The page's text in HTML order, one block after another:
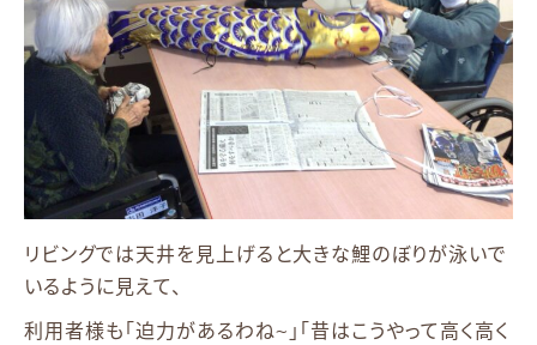
リビングでは天井を見上げると大きな鯉のぼりが泳いで
いるように見えて、
利用者様も「迫力があるわね~」「昔はこうやって高く高く